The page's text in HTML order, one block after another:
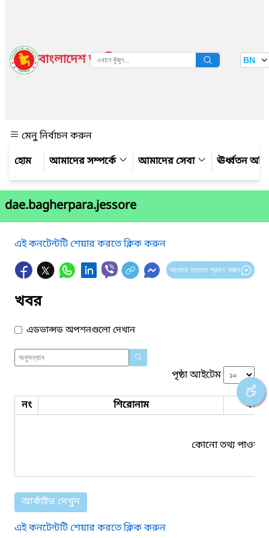
বাংলাদেশ জাতীয় তথ্য বাতায়ন BN
মেনু নির্বাচন করুন
আমাদের সম্পর্কে
আমাদের সেবা ঊর্ধ্বতন
dae.bagherpara.jessore
এই কনটেন্টটি শেয়ার করতে ক্লিক করুন
আপনার মতামত প্রদান করুন
খবর
এডভান্সড অপশনগুলো দেখান
পৃষ্ঠা আইটেম
নং শিরোনাম ফাইল
কোনো তথ্য পাওয়া
আর্কাইভ দেখুন
এই কনটেন্টটি শেয়ার করতে ক্লিক করুন